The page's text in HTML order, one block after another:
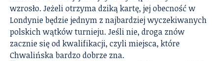
wzrosło. Jeżeli otrzyma dziką kartę, jej obecność w
Londynie będzie jednym z najbardziej wyczekiwanych
polskich wątków turnieju. Jeśli nie, droga znów
zacznie się od kwalifikacji, czyli miejsca, które
Chwalińska bardzo dobrze zna.